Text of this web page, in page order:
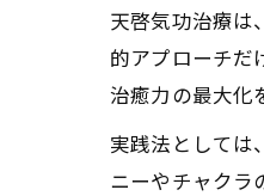
天啓気功治療は
的アプローチだ
治癒力の最大化
実践法としては
ニーやチャクラ